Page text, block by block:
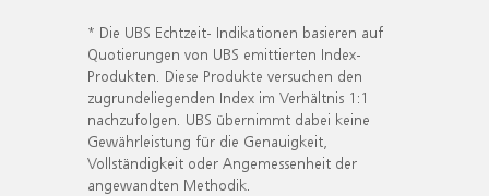
* Die UBS Echtzeit- Indikationen basieren auf
Quotierungen von UBS emittierten Index-
Produkten. Diese Produkte versuchen den
zugrundeliegenden Index im Verhältnis 1:1
nachzufolgen. UBS übernimmt dabei keine
Gewährleistung für die Genauigkeit,
Vollständigkeit oder Angemessenheit der
angewandten Methodik.